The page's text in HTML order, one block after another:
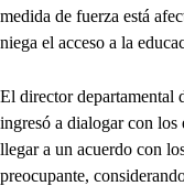
medida de fuerza está
niega el acceso a la
El director departamental
ingresó a dialogar con los
llegar a un acuerdo con
preocupante,